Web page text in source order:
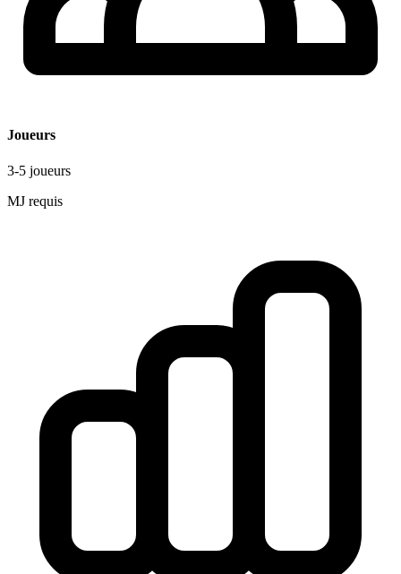
Joueurs
3-5 joueurs
MJ requis